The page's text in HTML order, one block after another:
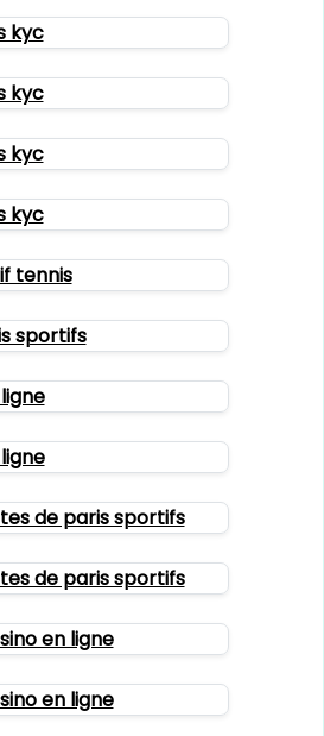
kyc
kyc
kyc
kyc
tennis
sportifs
de paris sportifs
de paris sportifs
en ligne
en ligne